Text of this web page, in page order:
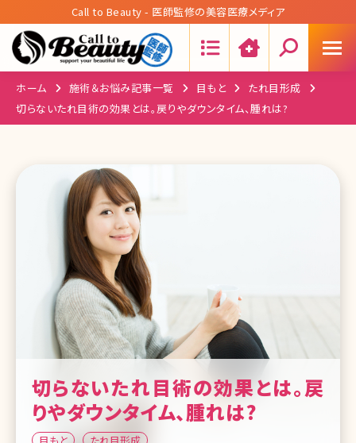
Call to Beauty - 医師監修の美容医療メディア
ホーム 施術＆お悩み記事一覧 目もと
たれ目形成
切らないたれ目術の効果とは。戻りやダウンタイム、腫れは?
切らないたれ目術の効果とは。戻
りやダウンタイム、腫れは?